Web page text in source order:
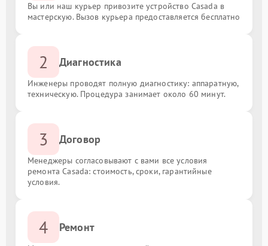
Вы или наш курьер привозите устройство Casada в
мастерскую. Вызов курьера предоставляется бесплатно
2 Диагностика
Инженеры проводят полную диагностику: аппаратную,
техническую. Процедура занимает около 60 минут.
3 Договор
Менеджеры согласовывают с вами все условия
ремонта Casada: стоимость, сроки, гарантийные
условия.
4 Ремонт